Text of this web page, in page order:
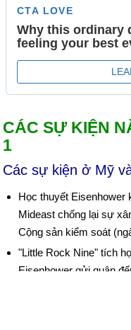
CÁC SỰ KIỆN
1
Các sự kiện ở Mỹ
Học thuyết Eisenhower
Mideast chống lại sự
Cộng sản kiểm soát
"Little Rock Nine" tích
Eisenhower gửi quân
sinh viên sau khi